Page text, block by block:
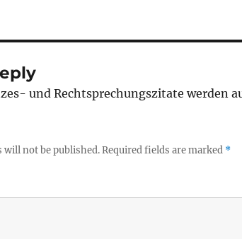
und Rechtsprechungszitate werden
will not be published.Required fields are marked *